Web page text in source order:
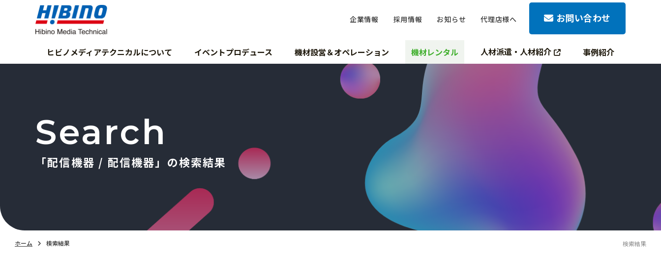
企業情報 採用情報 お知らせ 代理店様へ お問い合わせ
ヒビノメディアテクニカルについて イベントプロデュース 機材設営＆オペレーション 機材レンタル 人材派遣・人材紹介 事例紹介
ホーム 検索結果 検索結果
Search
「配信機器 / 配信機器」の検索結果